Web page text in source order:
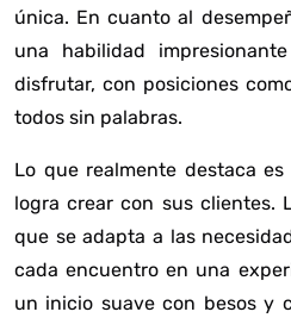
única. En cuanto al
una habilidad
disfrutar, con posiciones
todos sin palabras.
Lo que realmente destaca
logra crear con sus clientes.
que se adapta a las
cada encuentro en una
un inicio suave con besos y